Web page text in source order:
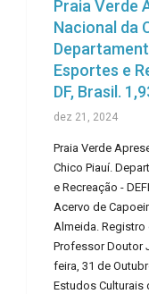
Praia Verde
Nacional da
Esportes e
DF, Brasil.
dez 21, 2024
Praia Verde
Chico Piauí.
e Recreação -
Acervo de
Almeida. Registro
Professor Doutor
feira, 31 de
Estudos Culturais